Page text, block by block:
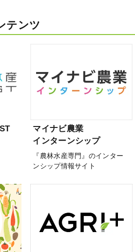
テンツ
マイナビ農業
インターンシップ
『農林水産専門』のインター
ンシップ情報サイト